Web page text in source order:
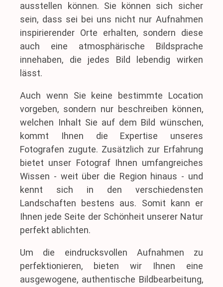
ausstellen können. Sie können sich sicher
sein, dass sei bei uns nicht nur Aufnahmen
inspirierender Orte erhalten, sondern diese
auch eine atmosphärische Bildsprache
innehaben, die jedes Bild lebendig wirken
lässt.
Auch wenn Sie keine bestimmte Location
vorgeben, sondern nur beschreiben können,
welchen Inhalt Sie auf dem Bild wünschen,
kommt Ihnen die Expertise unseres
Fotografen zugute. Zusätzlich zur Erfahrung
bietet unser Fotograf Ihnen umfangreiches
Wissen - weit über die Region hinaus - und
kennt sich in den verschiedensten
Landschaften bestens aus. Somit kann er
Ihnen jede Seite der Schönheit unserer Natur
perfekt ablichten.
Um die eindrucksvollen Aufnahmen zu
perfektionieren, bieten wir Ihnen eine
ausgewogene, authentische Bildbearbeitung,